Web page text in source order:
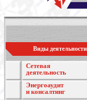
Виды
Сетевая
деятельность
Энергоаудит
и консалтинг